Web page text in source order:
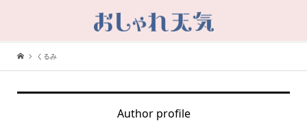
くるみ
Author profile